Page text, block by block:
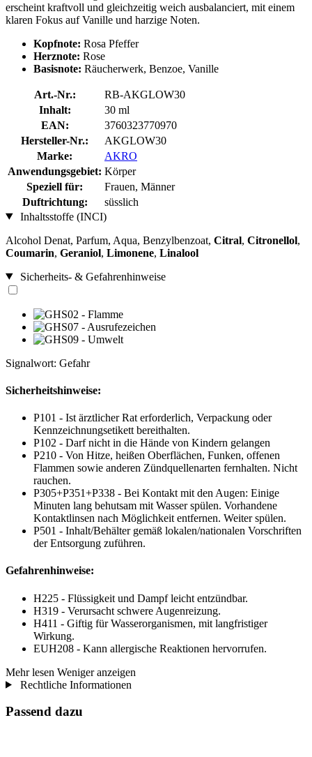
erscheint kraftvoll und gleichzeitig weich ausbalanciert, mit einem
klaren Fokus auf Vanille und harzige Noten.
Kopfnote: Rosa Pfeffer
Herznote: Rose
Basisnote: Räucherwerk, Benzoe, Vanille
Art.-Nr.:
RB-AKGLOW30
Inhalt:
30 ml
EAN:
3760323770970
Hersteller-Nr.:
AKGLOW30
Marke:
AKRO
Anwendungsgebiet: Körper
Speziell für:
Frauen, Männer
Duftrichtung:
süsslich
Inhaltsstoffe (INCI)
Alcohol Denat, Parfum, Aqua, Benzylbenzoat, Citral, Citronellol,
Coumarin, Geraniol, Limonene, Linalool
Sicherheits- & Gefahrenhinweise
Signalwort: Gefahr
Sicherheitshinweise:
P101 - Ist ärztlicher Rat erforderlich, Verpackung oder
Kennzeichnungsetikett bereithalten.
P102 - Darf nicht in die Hände von Kindern gelangen
P210 - Von Hitze, heißen Oberflächen, Funken, offenen
Flammen sowie anderen Zündquellenarten fernhalten. Nicht
rauchen.
P305+P351+P338 - Bei Kontakt mit den Augen: Einige
Minuten lang behutsam mit Wasser spülen. Vorhandene
Kontaktlinsen nach Möglichkeit entfernen. Weiter spülen.
P501 - Inhalt/Behälter gemäß lokalen/nationalen Vorschriften
der Entsorgung zuführen.
Gefahrenhinweise:
H225 - Flüssigkeit und Dampf leicht entzündbar.
H319 - Verursacht schwere Augenreizung.
H411 - Giftig für Wasserorganismen, mit langfristiger
Wirkung.
EUH208 - Kann allergische Reaktionen hervorrufen.
Mehr lesen Weniger anzeigen
Rechtliche Informationen
Passend dazu